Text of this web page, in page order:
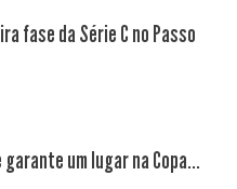
fase da Série C no Passo
um lugar na Copa...